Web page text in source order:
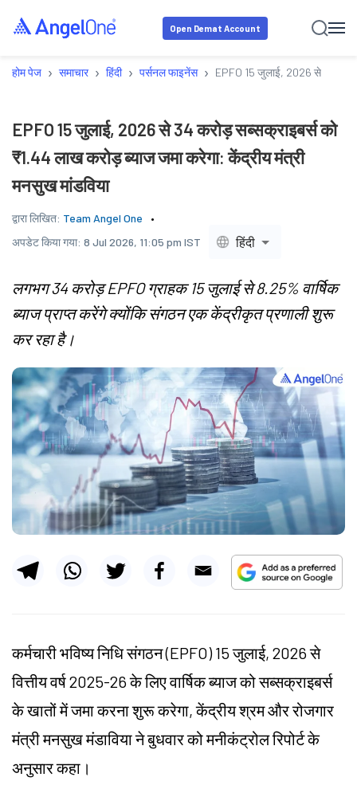
Open Demat Account
होम पेज › समाचार › हिंदी › पर्सनल फाइनेंस › EPFO 15 जुलाई, 2026 से 34
EPFO 15 जुलाई, 2026 से 34 करोड़ सब्सक्राइबर्स को
₹1.44 लाख करोड़ ब्याज जमा करेगा: केंद्रीय मंत्री
मनसुख मांडविया
द्वारा लिखित: Team Angel One
अपडेट किया गया: 8 Jul 2026, 11:05 pm IST हिंदी
लगभग 34 करोड़ EPFO ग्राहक 15 जुलाई से 8.25% वार्षिक
ब्याज प्राप्त करेंगे क्योंकि संगठन एक केंद्रीकृत प्रणाली शुरू
कर रहा है।
कर्मचारी भविष्य निधि संगठन (EPFO) 15 जुलाई, 2026 से
वित्तीय वर्ष 2025-26 के लिए वार्षिक ब्याज को सब्सक्राइबर्स
के खातों में जमा करना शुरू करेगा, केंद्रीय श्रम और रोजगार
मंत्री मनसुख मंडाविया ने बुधवार को मनीकंट्रोल रिपोर्ट के
अनुसार कहा।